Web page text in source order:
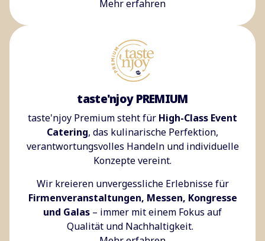
Mehr erfahren
taste'njoy PREMIUM
taste'njoy Premium steht für High-Class Event
Catering, das kulinarische Perfektion,
verantwortungsvolles Handeln und individuelle
Konzepte vereint.
Wir kreieren unvergessliche Erlebnisse für
Firmenveranstaltungen, Messen, Kongresse
und Galas – immer mit einem Fokus auf
Qualität und Nachhaltigkeit.